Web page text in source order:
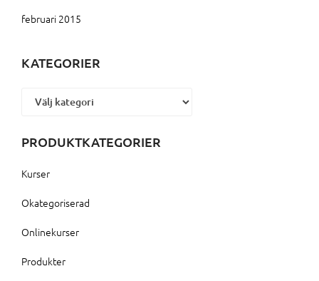
februari 2015
KATEGORIER
Kategorier
PRODUKTKATEGORIER
Kurser
Okategoriserad
Onlinekurser
Produkter